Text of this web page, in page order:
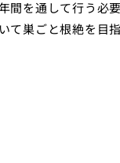
を通して行う必
巣ごと根絶を目